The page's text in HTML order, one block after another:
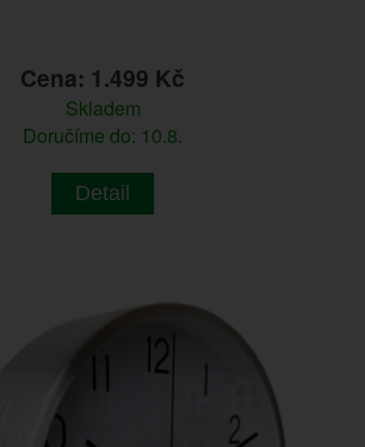
Cena: 1.499 Kč
Skladem
Doručíme do: 10.8.
Detail